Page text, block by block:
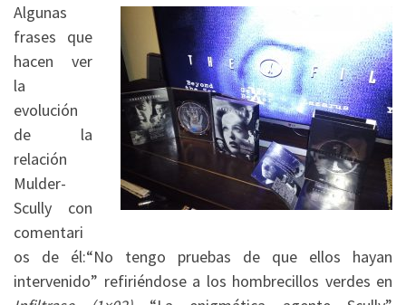
Algunas
frases que
hacen ver
la
evolución
de la
relación
Mulder-
Scully con
comentari
os de él:“No tengo pruebas de que ellos hayan
intervenido” refiriéndose a los hombrecillos verdes en